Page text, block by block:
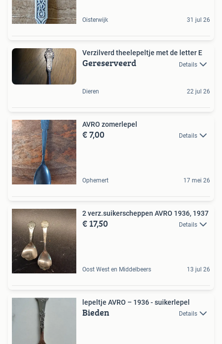
Oisterwijk 31 jul 26
Verzilverd theelepeltje met de letter E
Gereserveerd Details
Dieren 22 jul 26
AVRO zomerlepel
€ 7,00 Details
Ophemert 17 mei 26
2 verz.suikerscheppen AVRO 1936, 1937
€ 17,50 Details
Oost West en Middelbeers 13 jul 26
lepeltje AVRO – 1936 - suikerlepel
Bieden Details